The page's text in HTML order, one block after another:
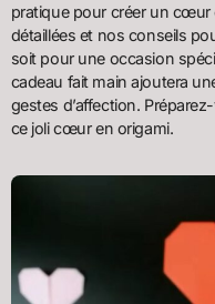
pratique pour créer un cœur
détaillées et nos conseils
soit pour une occasion
cadeau fait main ajoutera
gestes d’affection.
ce joli cœur en origami.